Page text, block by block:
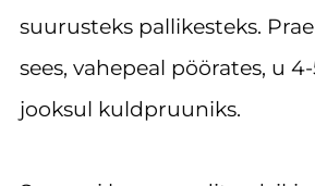
suurusteks pallikesteks.
sees, vahepeal pöörates, u
jooksul kuldpruuniks.